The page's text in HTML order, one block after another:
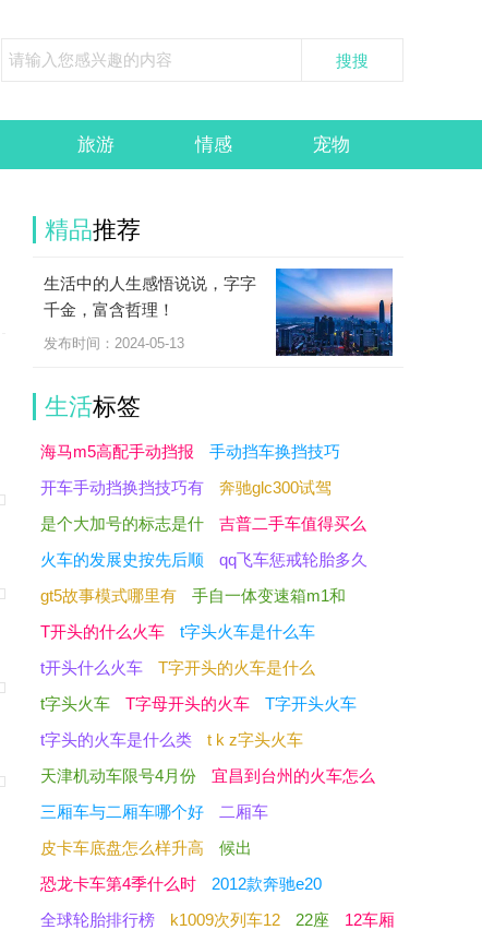
旅游 情感 宠物
精品推荐
生活中的人生感悟说说，字字
千金，富含哲理！
发布时间：2024-05-13
生活标签
海马m5高配手动挡报
手动挡车换挡技巧
开车手动挡换挡技巧有
奔驰glc300试驾
是个大加号的标志是什
吉普二手车值得买么
火车的发展史按先后顺
qq飞车惩戒轮胎多久
gt5故事模式哪里有
手自一体变速箱m1和
T开头的什么火车
t字头火车是什么车
t开头什么火车
T字开头的火车是什么
t字头火车
T字母开头的火车
T字开头火车
t字头的火车是什么类
t k z字头火车
天津机动车限号4月份
宜昌到台州的火车怎么
三厢车与二厢车哪个好
二厢车
皮卡车底盘怎么样升高
候出
恐龙卡车第4季什么时
2012款奔驰e20
全球轮胎排行榜
k1009次列车12 22座
12车厢